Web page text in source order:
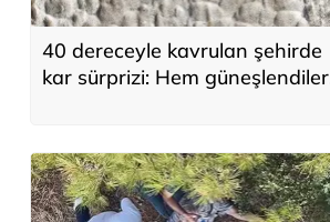
40 dereceyle kavrulan şehirde
kar sürprizi: Hem güneşlendiler